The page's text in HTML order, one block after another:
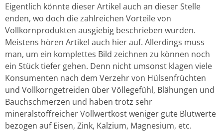
Eigentlich könnte dieser Artikel auch an dieser Stelle
enden, wo doch die zahlreichen Vorteile von
Vollkornprodukten ausgiebig beschrieben wurden.
Meistens hören Artikel auch hier auf. Allerdings muss
man, um ein komplettes Bild zeichnen zu können noch
ein Stück tiefer gehen. Denn nicht umsonst klagen viele
Konsumenten nach dem Verzehr von Hülsenfrüchten
und Vollkorngetreiden über Völlegefühl, Blähungen und
Bauchschmerzen und haben trotz sehr
mineralstoffreicher Vollwertkost weniger gute Blutwerte
bezogen auf Eisen, Zink, Kalzium, Magnesium, etc.